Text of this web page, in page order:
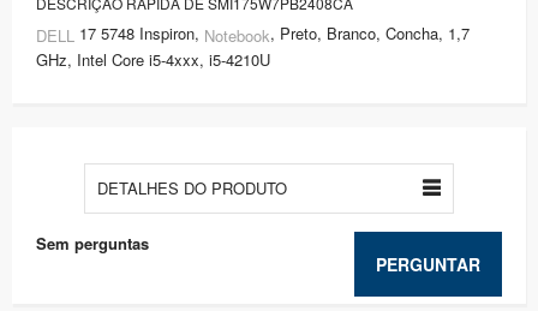
DELL 17 5748 Inspiron, Notebook, Preto, Branco, Concha, 1,7
GHz, Intel Core i5-4xxx, i5-4210U
DETALHES DO PRODUTO
PERGUNTAR
Sem perguntas